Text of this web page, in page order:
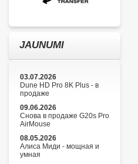
JAUNUMI
03.07.2026
Dune HD Pro 8K Plus - в
продаже
09.06.2026
Снова в продаже G20s Pro
AirMouse
08.05.2026
Алиса Миди - мощная и
умная